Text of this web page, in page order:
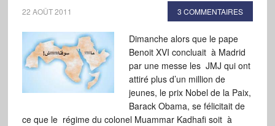
22 AOÛT 2011 3 COMMENTAIRES
Dimanche alors que le pape
Benoit XVI concluait à Madrid
par une messe les JMJ qui ont
attiré plus d’un million de
jeunes, le prix Nobel de la Paix,
Barack Obama, se félicitait de
ce que le régime du colonel Muammar Kadhafi soit à